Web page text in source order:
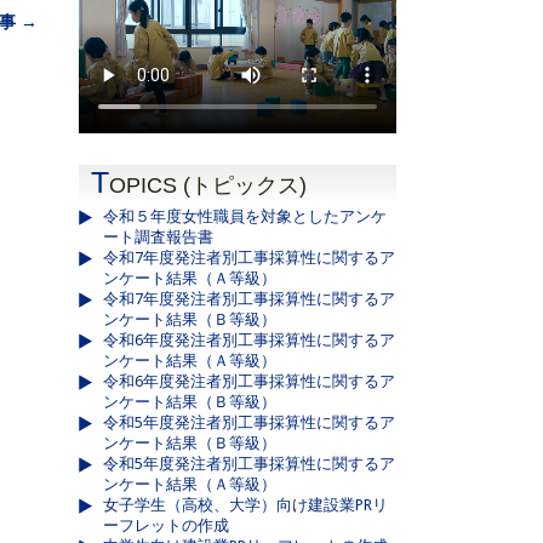
→
TOPICS (トピックス)
令和５年度女性職員を対象としたアンケ
ート調査報告書
令和7年度発注者別工事採算性に関するア
ンケート結果（Ａ等級）
令和7年度発注者別工事採算性に関するア
ンケート結果（Ｂ等級）
令和6年度発注者別工事採算性に関するア
ンケート結果（Ａ等級）
令和6年度発注者別工事採算性に関するア
ンケート結果（Ｂ等級）
令和5年度発注者別工事採算性に関するア
ンケート結果（Ｂ等級）
令和5年度発注者別工事採算性に関するア
ンケート結果（Ａ等級）
女子学生（高校、大学）向け建設業PRリ
ーフレットの作成